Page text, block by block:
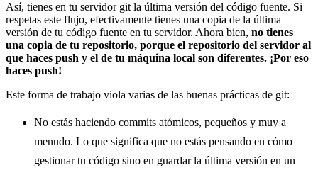
Así, tienes en tu servidor git la última versión del código fuente. Si
respetas este flujo, efectivamente tienes una copia de la última
versión de tu código fuente en tu servidor. Ahora bien, no tienes
una copia de tu repositorio, porque el repositorio del servidor al
que haces push y el de tu máquina local son diferentes. ¡Por eso
haces push!
Este forma de trabajo viola varias de las buenas prácticas de git:
No estás haciendo commits atómicos, pequeños y muy a
menudo. Lo que significa que no estás pensando en cómo
gestionar tu código sino en guardar la última versión en un